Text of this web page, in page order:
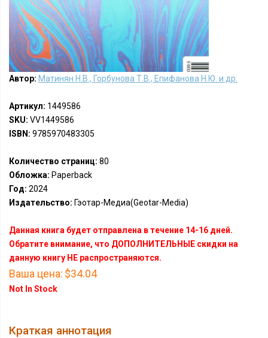
Автор: Матинян Н.В., Горбунова Т.В., Епифанова Н.Ю. и др.
Артикул: 1449586
SKU: VV1449586
ISBN: 9785970483305
Количество страниц: 80
Обложка: Paperback
Год: 2024
Издательство: Гэотар-Медиа(Geotar-Media)
Данная книга будет отправлена в течение 14-16 дней.
Обратите внимание, что ДОПОЛНИТЕЛЬНЫЕ скидки на
данную книгу НЕ распространяются.
Ваша цена: $34.04
Not In Stock
Краткая аннотация